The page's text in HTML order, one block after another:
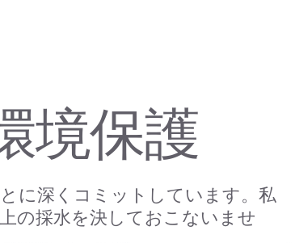
境保護
に深くコミットしています。私
の採水を決しておこないませ